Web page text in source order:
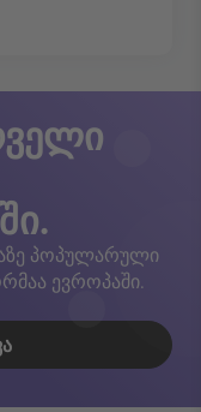
პოპულარული
ევროპაში.